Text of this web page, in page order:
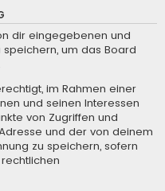
dir eingegebenen und
um das Board
im Rahmen einer
und seinen Interessen
von Zugriffen und
und der von deinem
zu speichern, sofern